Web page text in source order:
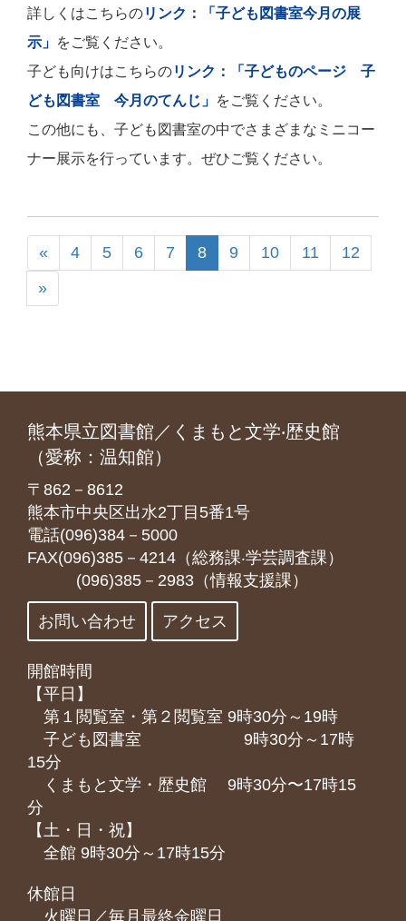
詳しくはこちらのリンク：「子ども図書室今月の展
示」 をご覧ください。
子ども向けはこちらのリンク：「子どものページ 子
ども図書室 今月のてんじ」 をご覧ください。
この他にも、子ども図書室の中でさまざまなミニコー
ナー展示を行っています。ぜひご覧ください。
« 4 5 6 7 8 9 10 11
12
»
熊本県立図書館／くまもと文学‧歴史館
（愛称：温知館）
〒862－8612
熊本市中央区出水2丁目5番1号
電話(096)384－5000
FAX(096)385－4214（総務課‧学芸調査課）
(096)385－2983（情報支援課）
お問い合わせ アクセス
開館時間
【平日】
第１閲覧室・第２閲覧室 9時30分～19時
子ども図書室 9時30分～17時
15分
くまもと⽂学・歴史館 9時30分〜17時15
分
【土・日・祝】
全館 9時30分～17時15分
休館日
火曜日／毎月最終金曜日